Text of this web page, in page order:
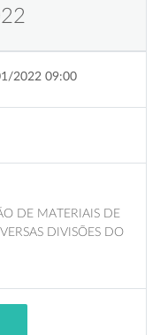
2022 09:00
DE MATERIAIS DE
DIVISÕES DO